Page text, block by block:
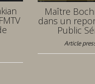
Maître
dans un
Public
Article